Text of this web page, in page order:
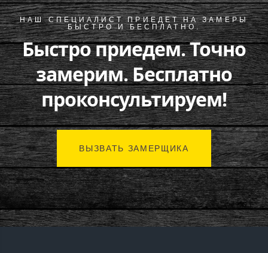
НАШ СПЕЦИАЛИСТ ПРИЕДЕТ НА ЗАМЕРЫ
БЫСТРО И БЕСПЛАТНО.
Быстро приедем. Точно
замерим. Бесплатно
проконсультируем!
ВЫЗВАТЬ ЗАМЕРЩИКА